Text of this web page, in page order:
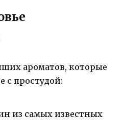
ароматов, которые
с простудой:
из самых известных